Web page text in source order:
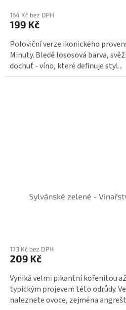
164 Kč bez DPH
199 Kč
Poloviční verze ikonického
Minuty. Bledě lososová barva,
dochuť - víno, které definuje styl...
Sylvánské zelené -
173 Kč bez DPH
209 Kč
Vyniká velmi pikantní kořenitou
typickým projevem této odrůdy.
naleznete ovoce, zejména angrešt